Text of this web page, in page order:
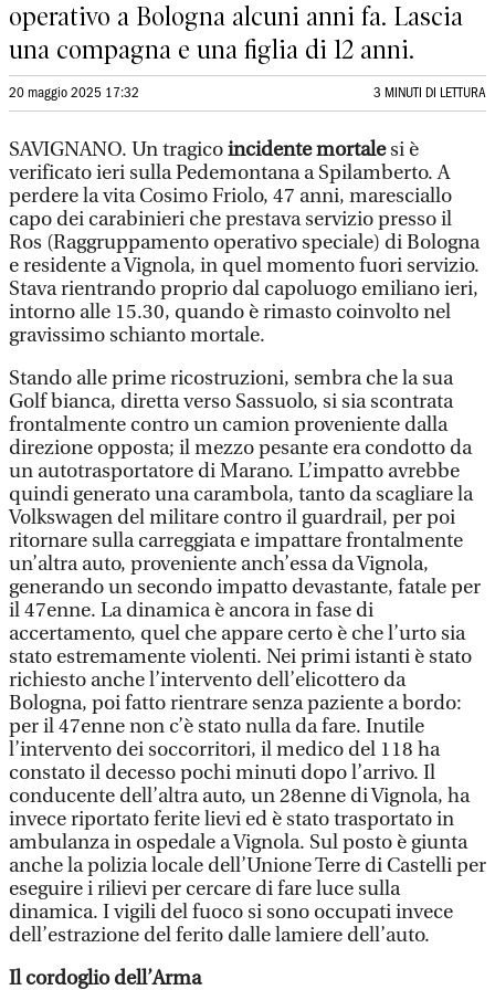
operativo a Bologna alcuni anni fa. Lascia
una compagna e una figlia di 12 anni.
20 maggio 2025 17:32 3 MINUTI DI LETTURA
SAVIGNANO. Un tragicoincidente mortalesi è
verificato ieri sulla Pedemontana a Spilamberto. A
perdere la vita Cosimo Friolo, 47 anni, maresciallo
capo dei carabinieri che prestava servizio presso il
Ros (Raggruppamento operativo speciale) di Bologna
e residente a Vignola, in quel momento fuori servizio.
Stava rientrando proprio dal capoluogo emiliano ieri,
intorno alle 15.30, quando è rimasto coinvolto nel
gravissimo schianto mortale.
Stando alle prime ricostruzioni, sembra che la sua
Golf bianca, diretta verso Sassuolo, si sia scontrata
frontalmente contro un camion proveniente dalla
direzione opposta; il mezzo pesante era condotto da
un autotrasportatore di Marano. L’impatto avrebbe
quindi generato una carambola, tanto da scagliare la
Volkswagen del militare contro il guardrail, per poi
ritornare sulla carreggiata e impattare frontalmente
un’altra auto, proveniente anch’essa da Vignola,
generando un secondo impatto devastante, fatale per
il 47enne. La dinamica è ancora in fase di
accertamento, quel che appare certo è che l’urto sia
stato estremamente violenti. Nei primi istanti è stato
richiesto anche l’intervento dell’elicottero da
Bologna, poi fatto rientrare senza paziente a bordo:
per il 47enne non c’è stato nulla da fare. Inutile
l’intervento dei soccorritori, il medico del 118 ha
constato il decesso pochi minuti dopo l’arrivo. Il
conducente dell’altra auto, un 28enne di Vignola, ha
invece riportato ferite lievi ed è stato trasportato in
ambulanza in ospedale a Vignola. Sul posto è giunta
anche la polizia locale dell’Unione Terre di Castelli per
eseguire i rilievi per cercare di fare luce sulla
dinamica. I vigili del fuoco si sono occupati invece
dell’estrazione del ferito dalle lamiere dell’auto.
Il cordoglio dell’Arma